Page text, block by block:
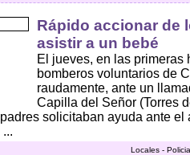
Rápido accionar de
asistir a un bebé
El jueves, en las primeras
bomberos voluntarios de
raudamente, ante un
Capilla del Señor (Torres
solicitaban ayuda ante el
Locales -